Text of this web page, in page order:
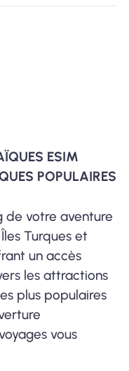
ESIM
POPULAIRES
de votre aventure
Turques et
un accès
les attractions
plus populaires
vous